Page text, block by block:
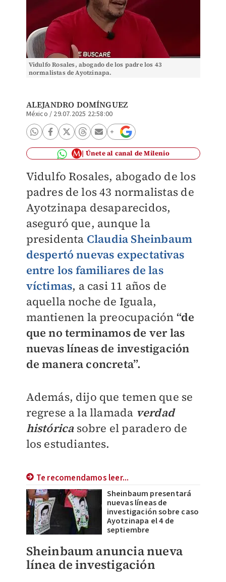
Vidulfo Rosales, abogado de los padre los 43
normalistas de Ayotzinapa.
ALEJANDRO DOMÍNGUEZ
México / 29.07.2025 22:58:00
Únete al canal de Milenio
Vidulfo Rosales, abogado de los
padres de los 43 normalistas de
Ayotzinapa desaparecidos,
aseguró que, aunque la
presidenta Claudia Sheinbaum
despertó nuevas expectativas
entre los familiares de las
víctimas, a casi 11 años de
aquella noche de Iguala,
mantienen la preocupación “de
que no terminamos de ver las
nuevas líneas de investigación
de manera concreta”.
Además, dijo que temen que se
regrese a la llamada verdad
históricasobre el paradero de
los estudiantes.
Te recomendamos leer...
Sheinbaum presentará
nuevas líneas de
investigación sobre caso
Ayotzinapa el 4 de
septiembre
Sheinbaum anuncia nueva
línea de investigación